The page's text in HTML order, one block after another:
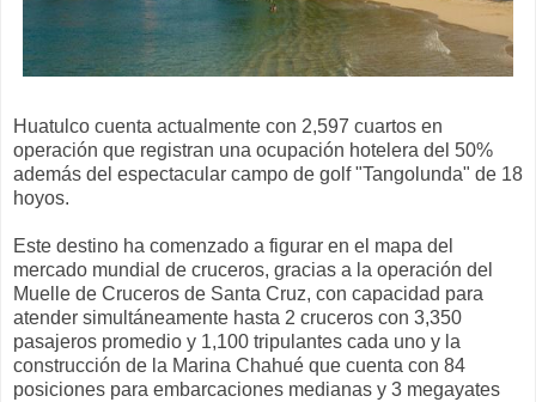
Huatulco cuenta actualmente con 2,597 cuartos en
operación que registran una ocupación hotelera del 50%
además del espectacular campo de golf "Tangolunda" de 18
hoyos.
Este destino ha comenzado a figurar en el mapa del
mercado mundial de cruceros, gracias a la operación del
Muelle de Cruceros de Santa Cruz, con capacidad para
atender simultáneamente hasta 2 cruceros con 3,350
pasajeros promedio y 1,100 tripulantes cada uno y la
construcción de la Marina Chahué que cuenta con 84
posiciones para embarcaciones medianas y 3 megayates